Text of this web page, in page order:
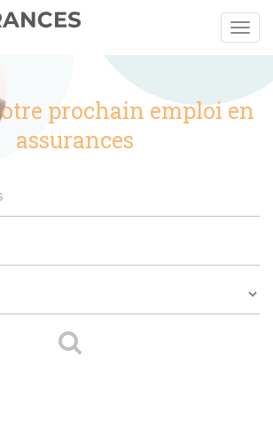
prochain emploi en
assurances